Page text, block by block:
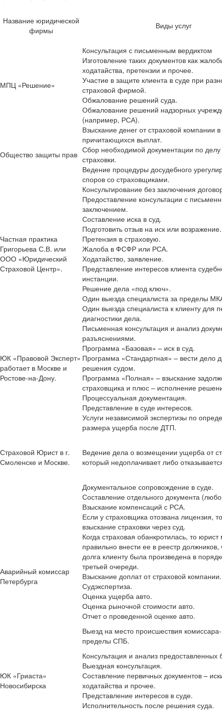
Название юридической
фирмы
Виды услуг
МПЦ «Решение»
Консультация с письменным вердиктом
Изготовление таких документов как
ходатайства, претензии и прочее.
Участие в защите клиента в суде при
страховой фирмой.
Обжалование решений суда.
Обжалование решений надзорных
(например, РСА).
Общество защиты прав
Взыскание денег от страховой компании в
причитающихся выплат.
Сбор необходимой документации по делу
страховки.
Ведение процедуры досудебного
споров со страховщиками.
Частная практика
Григорьева С.В. или
ООО «Юридический
Страховой Центр».
Консультирование без заключения
Предоставление консультации с
заключением.
Составление иска в суд.
Подготовить отзыв на иск или возражение.
Претензия в страховую.
Жалоба в ФСФР или РСА.
Ходатайство, заявление.
Представление интересов клиента
инстанции.
Решение дела «под ключ».
Один выезда специалиста за пределы
Один выезда специалиста к клиенту для
диагностики дела.
ЮК «Правовой Эксперт»
работает в Москве и
Ростове-на-Дону.
Письменная консультация и анализ
разъяснениями.
Программа «Базовая» – иск в суд.
Программа «Стандартная» – вести дело
решения судом.
Программа «Полная» – взыскание
страховщика и плюс – исполнение
Процессуальная документация.
Представление в суде интересов.
Страховой Юрист в г.
Смоленске и Москве.
Услуги независимой экспертизы по
размера ущерба после ДТП.
Ведение дела о возмещении ущерба от
который недоплачивает либо
Документальное сопровождение в суде.
Составление отдельного документа
Аварийный комиссар
Петербурга
Взыскание компенсаций с РСА.
Если у страховщика отозвана лицензия,
взыскание страховки через суд.
Когда страховая обанкротилась, то
правильно внести ее в реестр
долга клиенту была произведена в
третьей очереди.
Взыскание доплат от страховой компании.
Судэкспертиза.
Оценка ущерба авто.
Оценка рыночной стоимости авто.
Отчет о проведенной оценке авто.
Выезд на место происшествия
пределы СПБ.
ЮК «Гриаста»
Новосибирска
Консультация и анализ предоставленных
Выездная консультация.
Составление первичных документов –
ходатайства и прочее.
Представление интересов в суде.
Исполнительность после решения суда.